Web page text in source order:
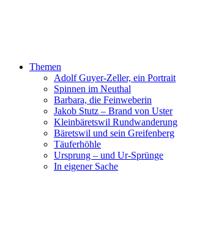
Themen
Adolf Guyer-Zeller, ein Portrait
Spinnen im Neuthal
Barbara, die Feinweberin
Jakob Stutz – Brand von Uster
Kleinbäretswil Rundwanderung
Bäretswil und sein Greifenberg
Täuferhöhle
Ursprung – und Ur-Sprünge
In eigener Sache